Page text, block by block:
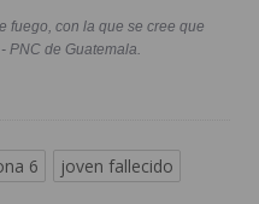
fuego, con la que se cree que
PNC de Guatemala.
6 joven fallecido